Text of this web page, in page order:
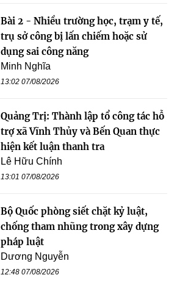
Bài 2 - Nhiều trường học, trạm y tế,
trụ sở công bị lấn chiếm hoặc sử
dụng sai công năng
Minh Nghĩa
13:02 07/08/2026
Quảng Trị: Thành lập tổ công tác hỗ
trợ xã Vĩnh Thủy và Bến Quan thực
hiện kết luận thanh tra
Lê Hữu Chính
13:01 07/08/2026
Bộ Quốc phòng siết chặt kỷ luật,
chống tham nhũng trong xây dựng
pháp luật
Dương Nguyễn
12:48 07/08/2026